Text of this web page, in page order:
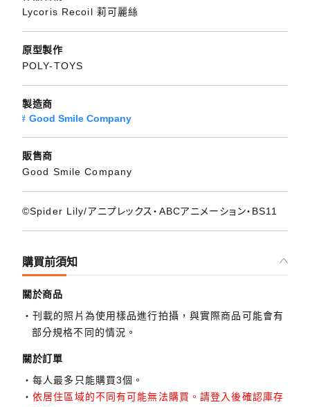
Lycoris Recoil 莉可麗絲
原型製作
POLY-TOYS
製造商
Good Smile Company
販售商
Good Smile Company
©Spider Lily/アニプレックス・ABCアニメーション・BS11
購買前須知
關於商品
刊載的照片為使用樣品進行拍攝，與實際商品可能會有
部分規格不同的情況。
關於訂單
每人最多只能購買3個。
依居住區域的不同有可能無法購買。請登入後確認庫存